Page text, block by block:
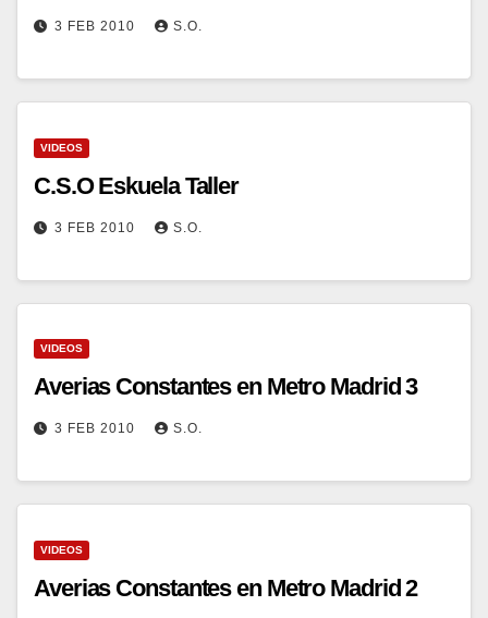
3 FEB 2010 S.O.
VIDEOS
C.S.O Eskuela Taller
3 FEB 2010 S.O.
VIDEOS
Averias Constantes en Metro Madrid 3
3 FEB 2010 S.O.
VIDEOS
Averias Constantes en Metro Madrid 2